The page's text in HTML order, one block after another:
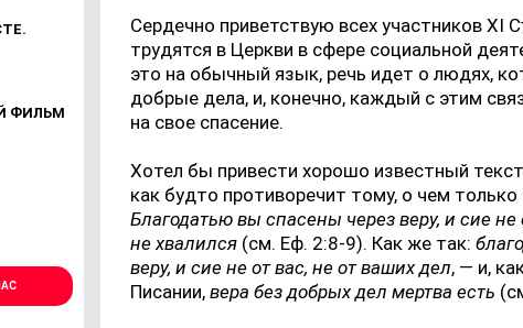
ФИЛЬМ
Сердечно приветствую всех участников XI
трудятся в Церкви в сфере социальной
это на обычный язык, речь идет о людях,
добрые дела, и, конечно, каждый с этим
на свое спасение.
Хотел бы привести хорошо известный
как будто противоречит тому, о чем
Благодатью вы спасены через веру, и сие
не хвалился (см. Еф. 2:8-9). Как же так:
веру, и сие не от вас, не от ваших дел, — и,
Писании,вера без добрых дел мертва есть